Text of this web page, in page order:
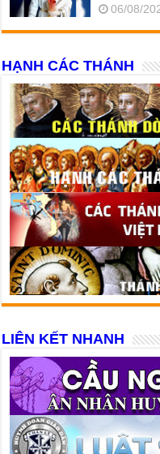
06/08/
HẠNH CÁC THÁNH
LIÊN KẾT NHANH